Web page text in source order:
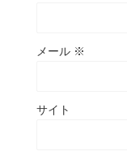
メール ※
サイト